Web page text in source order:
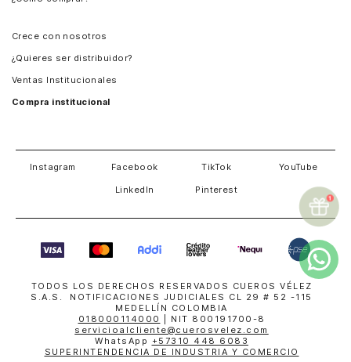
Crece con nosotros
¿Quieres ser distribuidor?
Ventas Institucionales
Compra institucional
Instagram Facebook TikTok YouTube
LinkedIn Pinterest
TODOS LOS DERECHOS RESERVADOS CUEROS VÉLEZ
S.A.S. NOTIFICACIONES JUDICIALES CL 29 # 52 -115
MEDELLÍN COLOMBIA
018000114000
| NIT 800191700-8
servicioalcliente@cuerosvelez.com
WhatsApp +57310 448 6083
SUPERINTENDENCIA DE INDUSTRIA Y COMERCIO